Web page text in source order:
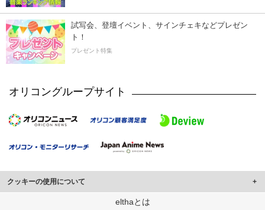
試写会、登壇イベント、サインチェキなどプレゼン
ト！
プレゼント特集
オリコングループサイト
クッキーの使用について
このサイトでは Cookie を使用して、ユーザーに合わせたコンテンツや広告の
elthaとは